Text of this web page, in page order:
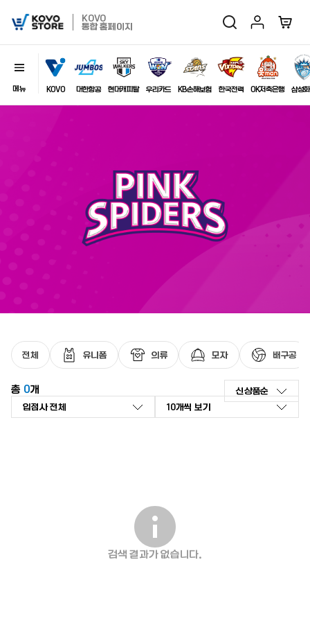
KOVO
Store
KOVO
통합 홈페이지
검색
닫기
최근 검색어가 없습니다.
마이페이지장바구
이미지
KOVO 대한항공 현대캐피탈 우리카드 KB손해보험 한국전력 OK저축은행 삼성
전체 유니폼 의류 모자 배구공
총 0개 신상품순
검색 결과가 없습니다.